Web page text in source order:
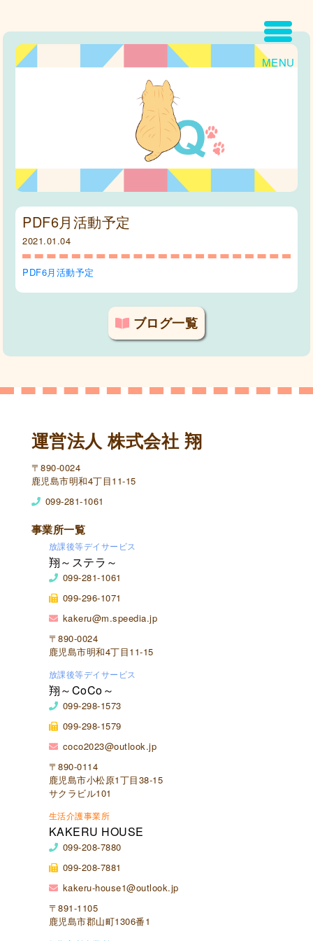
MENU
PDF6月活動予定
2021.01.04
PDF6月活動予定
ブログ一覧
運営法人 株式会社 翔
〒890-0024
鹿児島市明和4丁目11-15
099-281-1061
事業所一覧
放課後等デイサービス
翔～ステラ～
099-281-1061
099-296-1071
kakeru@m.speedia.jp
〒890-0024
鹿児島市明和4丁目11-15
放課後等デイサービス
翔～CoCo～
099-298-1573
099-298-1579
coco2023@outlook.jp
〒890-0114
鹿児島市小松原1丁目38-15
サクラビル101
生活介護事業所
KAKERU HOUSE
099-208-7880
099-208-7881
kakeru-house1@outlook.jp
〒891-1105
鹿児島市郡山町1306番1